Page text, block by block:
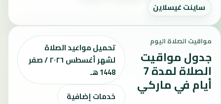
ساينت غيسلاين
مواقيت الصلاة اليوم
جدول مواقيت
الصلاة لمدة 7
أيام في ماركي
تحميل مواعيد الصلاة
لشهر أغسطس ٢٠٢٦ / صفر
1448 هـ
خدمات إضافية